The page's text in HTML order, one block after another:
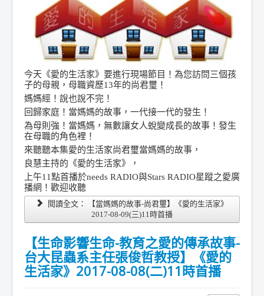
今天 《愛的生活家》要進行現場節目！為您訪問三個孩
子的母親，母職資歷13年的尚君璽！
媽媽經！說也說不完！
回歸家庭！ 當媽媽的故事，一代接一代的發生！
為母則強！當媽媽，無數讓女人蛻變成長的故事！發生
在母職的角色裡！
來聽聽本集愛的生活家尚君璽當媽媽的故事，
良慧主持的《愛的生活家》，
上午11點首播於needs RADIO與Stars RADIO星蹤之愛廣
播網 ！ 歡迎收聽
閱讀全文： 【當媽媽的故事-尚君璽】《愛的生活家》
2017-08-09(三)11時首播
【生命影響生命-教育之愛的傳承故事-
台大昆蟲系主任張俊哲教授】《愛的
生活家》2017-08-08(二)11時首播